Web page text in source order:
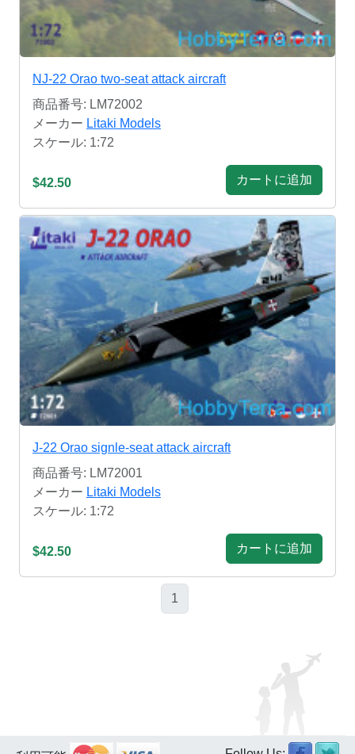
NJ-22 Orao two-seat attack aircraft
商品番号: LM72002
メーカー Litaki Models
スケール: 1:72
$42.50 カートに追加
J-22 Orao signle-seat attack aircraft
商品番号: LM72001
メーカー Litaki Models
スケール: 1:72
$42.50 カートに追加
1